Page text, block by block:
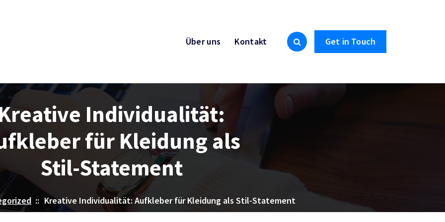
Über uns Kontakt Get in Touch
Individualität:
für Kleidung als
Stil-Statement
:: Kreative Individualität: Aufkleber für Kleidung als Stil-Statement